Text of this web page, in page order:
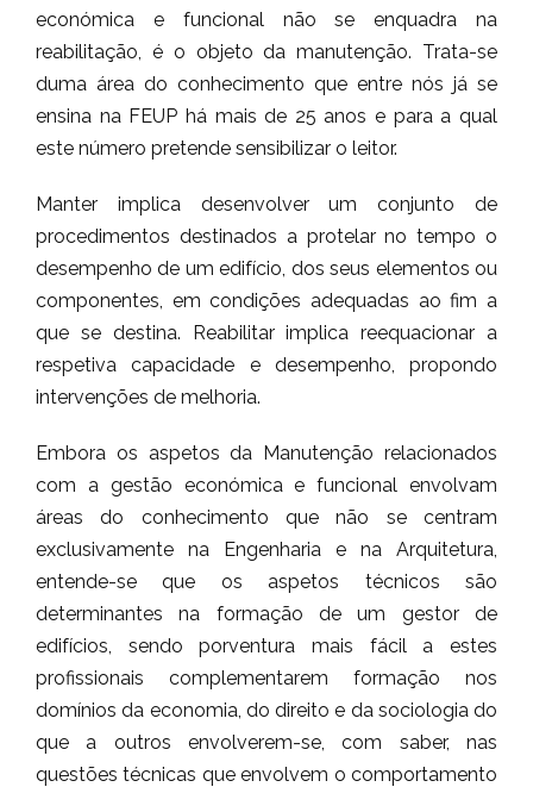
económica e funcional não se enquadra na
reabilitação, é o objeto da manutenção. Trata-se
duma área do conhecimento que entre nós já se
ensina na FEUP há mais de 25 anos e para a qual
este número pretende sensibilizar o leitor.
Manter implica desenvolver um conjunto de
procedimentos destinados a protelar no tempo o
desempenho de um edifício, dos seus elementos ou
componentes, em condições adequadas ao fim a
que se destina. Reabilitar implica reequacionar a
respetiva capacidade e desempenho, propondo
intervenções de melhoria.
Embora os aspetos da Manutenção relacionados
com a gestão económica e funcional envolvam
áreas do conhecimento que não se centram
exclusivamente na Engenharia e na Arquitetura,
entende-se que os aspetos técnicos são
determinantes na formação de um gestor de
edifícios, sendo porventura mais fácil a estes
profissionais complementarem formação nos
domínios da economia, do direito e da sociologia do
que a outros envolverem-se, com saber, nas
questões técnicas que envolvem o comportamento